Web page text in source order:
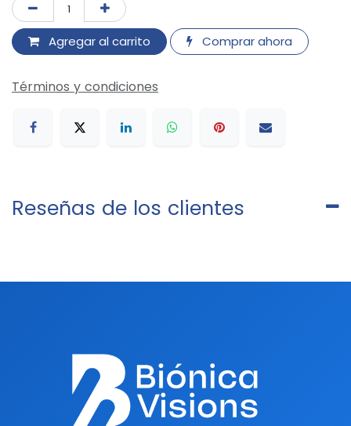
Agregar al carrito Comprar ahora
Términos y condiciones
Reseñas de los clientes